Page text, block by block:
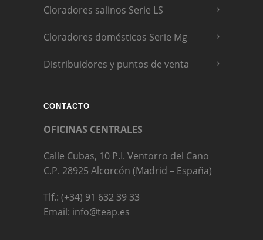
Cloradores salinos Serie LS
Cloradores domésticos Serie Mg
Distribuidores y puntos de venta
CONTACTO
OFICINAS CENTRALES
Calle Cubas, 10 P.I. Ventorro del Cano
C.P. 28925 Alcorcón (Madrid – España)
Tlf.: (+34) 91 632 39 33
Email: info@teap.es